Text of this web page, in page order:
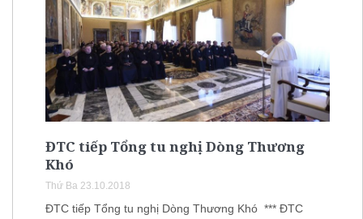
ĐTC tiếp Tổng tu nghị Dòng Thương
Khó
Thứ Ba 23.10.2018
ĐTC tiếp Tổng tu nghị Dòng Thương Khó *** ĐTC